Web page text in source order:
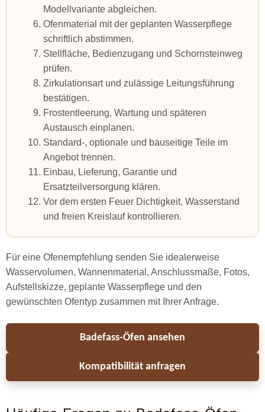
Modellvariante abgleichen.
Ofenmaterial mit der geplanten Wasserpflege
schriftlich abstimmen.
Stellfläche, Bedienzugang und Schornsteinweg
prüfen.
Zirkulationsart und zulässige Leitungsführung
bestätigen.
Frostentleerung, Wartung und späteren
Austausch einplanen.
Standard-, optionale und bauseitige Teile im
Angebot trennen.
Einbau, Lieferung, Garantie und
Ersatzteilversorgung klären.
Vor dem ersten Feuer Dichtigkeit, Wasserstand
und freien Kreislauf kontrollieren.
Für eine Ofenempfehlung senden Sie idealerweise
Wasservolumen, Wannenmaterial, Anschlussmaße, Fotos,
Aufstellskizze, geplante Wasserpflege und den
gewünschten Ofentyp zusammen mit Ihrer Anfrage.
Badefass-Öfen ansehen
Kompatibilität anfragen